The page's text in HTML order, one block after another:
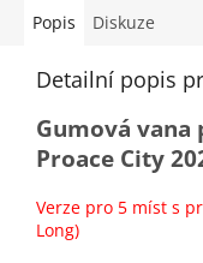
Popis Diskuze
Detailní popis
Gumová
Proace City
Verze pro 5 míst s
Long)